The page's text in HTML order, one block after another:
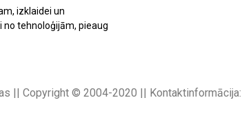
izklaidei un
no tehnoloģijām, pieaug
|| Copyright © 2004-2020 || Kontaktinformācija: